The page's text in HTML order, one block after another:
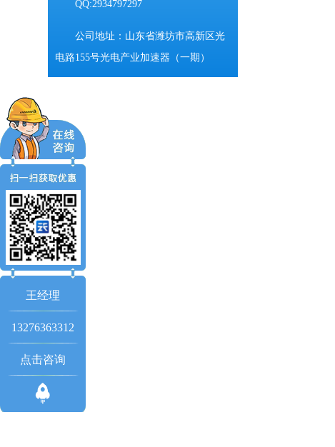
QQ:2934797297
公司地址：山东省潍坊市高新区光
电路155号光电产业加速器（一期）
王经理
13276363312
点击咨询